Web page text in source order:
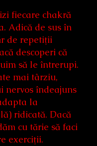
fiecare chakră
Adică de sus în
de repetiţii
descoperi că
să le întrerupi.
mai târziu,
nervos îndeajuns
la
ridicată. Dacă
cu tărie să faci
exerciţii.